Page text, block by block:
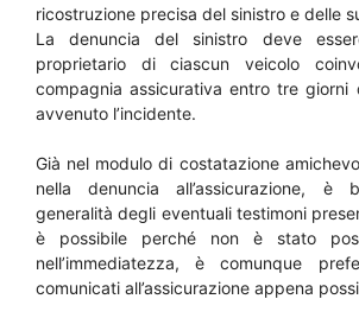
ricostruzione precisa del sinistro e delle
La denuncia del sinistro deve
proprietario di ciascun veicolo
compagnia assicurativa entro tre
avvenuto l’incidente.
Già nel modulo di costatazione
nella denuncia all’assicurazione, è
generalità degli eventuali testimoni
è possibile perché non è stato
nell’immediatezza, è comunque
comunicati all’assicurazione appena